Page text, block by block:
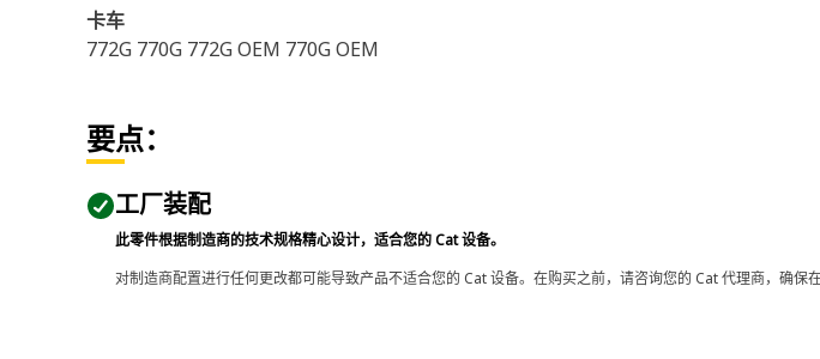
卡车
772G 770G 772G OEM 770G OEM
要点：
工厂装配
此零件根据制造商的技术规格精心设计，适合您的 Cat 设备。
对制造商配置进行任何更改都可能导致产品不适合您的 Cat 设备。在购买之前，请咨询您的 Cat 代理商，确